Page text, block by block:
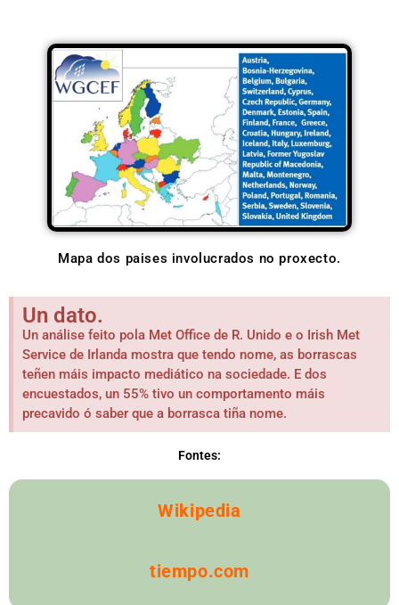
Mapa dos paises involucrados no proxecto.
Un dato.
Un análise feito pola Met Office de R. Unido e o Irish Met
Service de Irlanda mostra que tendo nome, as borrascas
teñen máis impacto mediático na sociedade. E dos
encuestados, un 55% tivo un comportamento máis
precavido ó saber que a borrasca tiña nome.
Fontes:
Wikipedia
tiempo.com